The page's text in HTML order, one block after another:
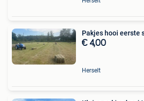
Pakjes hooi eerste
€ 4,00
Herselt